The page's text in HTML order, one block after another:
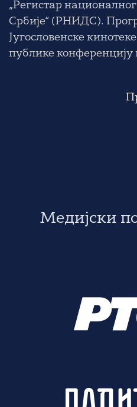
„Регистар
Србије“ (РНИДС).
Југословенске
публике конференцију
Медијски